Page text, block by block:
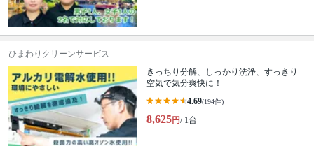
ひまわりクリーンサービス
きっちり分解、しっかり洗浄、すっきり
空気で気分爽快に！
4.69(194件)
8,625円/ 1台